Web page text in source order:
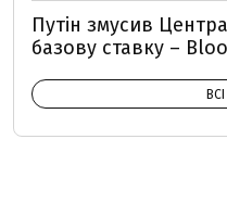
Путін змусив
базову ставку –